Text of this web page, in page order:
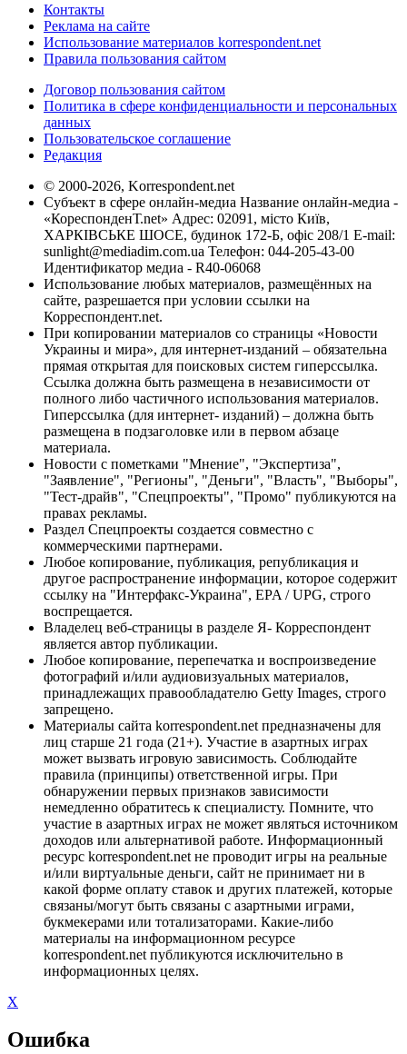
Контакты
Реклама на сайте
Использование материалов korrespondent.net
Правила пользования сайтом
Договор пользования сайтом
Политика в сфере конфиденциальности и персональных
данных
Пользовательское соглашение
Редакция
© 2000-2026, Korrespondent.net
Субъект в сфере онлайн-медиа Название онлайн-медиа -
«КореспонденТ.net» Адрес: 02091, місто Київ,
ХАРКІВСЬКЕ ШОСЕ, будинок 172-Б, офіс 208/1 E-mail:
sunlight@mediadim.com.ua Телефон: 044-205-43-00
Идентификатор медиа - R40-06068
Использование любых материалов, размещённых на
сайте, разрешается при условии ссылки на
Корреспондент.net.
При копировании материалов со страницы «Новости
Украины и мира», для интернет-изданий – обязательна
прямая открытая для поисковых систем гиперссылка.
Ссылка должна быть размещена в независимости от
полного либо частичного использования материалов.
Гиперссылка (для интернет- изданий) – должна быть
размещена в подзаголовке или в первом абзаце
материала.
Новости с пометками "Мнение", "Экспертиза",
"Заявление", "Регионы", "Деньги", "Власть", "Выборы",
"Тест-драйв", "Спецпроекты", "Промо" публикуются на
правах рекламы.
Раздел Спецпроекты создается совместно с
коммерческими партнерами.
Любое копирование, публикация, републикация и
другое распространение информации, которое содержит
ссылку на "Интерфакс-Украина", EPA / UPG, строго
воспрещается.
Владелец веб-страницы в разделе Я- Корреспондент
является автор публикации.
Любое копирование, перепечатка и воспроизведение
фотографий и/или аудиовизуальных материалов,
принадлежащих правообладателю Getty Images, строго
запрещено.
Материалы сайта korrespondent.net предназначены для
лиц старше 21 года (21+). Участие в азартных играх
может вызвать игровую зависимость. Соблюдайте
правила (принципы) ответственной игры. При
обнаружении первых признаков зависимости
немедленно обратитесь к специалисту. Помните, что
участие в азартных играх не может являться источником
доходов или альтернативой работе. Информационный
ресурс korrespondent.net не проводит игры на реальные
и/или виртуальные деньги, сайт не принимает ни в
какой форме оплату ставок и других платежей, которые
связаны/могут быть связаны с азартными играми,
букмекерами или тотализаторами. Какие-либо
материалы на информационном ресурсе
korrespondent.net публикуются исключительно в
информационных целях.
X
Ошибка